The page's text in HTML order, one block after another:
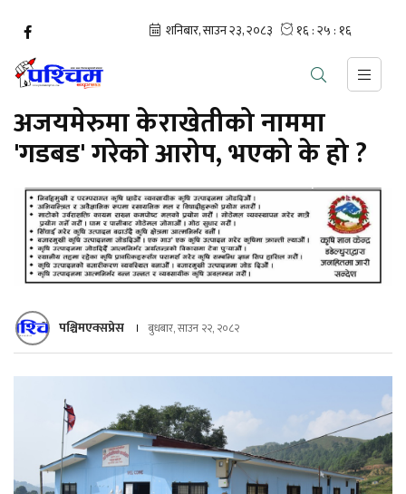
अजयमेरुमा केराखेतीको नाममा
'गडबड' गरेकाे आरोप, भएको के हो ?
पश्चिमएक्सप्रेस बुधबार, साउन २२, २०८२